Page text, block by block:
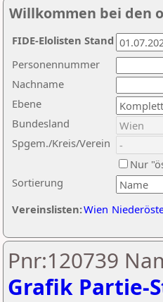
Willkommen bei den
Nachname
Ebene
Sortierung
Personennummer
Bundesland
Spgem./Kreis/Verein
Nur
Vereinslisten:Wien
FIDE-Elolisten Stand
Pnr:120739
Grafik Partie-